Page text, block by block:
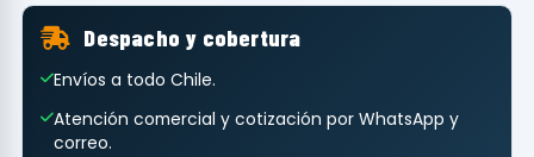
Despacho y cobertura
Envíos a todo Chile.
Atención comercial y cotización por WhatsApp y
correo.